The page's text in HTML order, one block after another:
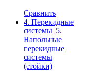
Сравнить
4. Перекидные
системы, 5.
Напольные
перекидные
системы
(стойки)